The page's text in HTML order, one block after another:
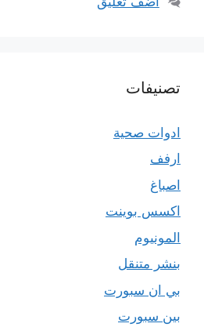
تصنيفات
ادوات صحية
ارفف
اصباغ
اكسس بوينت
المونيوم
بنشر متنقل
بي ان سبورت
بين سبورت